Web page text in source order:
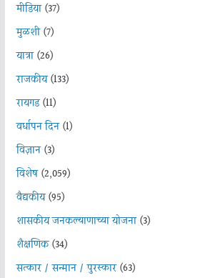
मीडिया(37)
मुळशी(7)
यात्रा(26)
राजकीय(133)
रायगड(11)
वर्धापन दिन(1)
विज्ञान(3)
विशेष(2,059)
वैद्यकीय(95)
शासकीय जनकल्याणाच्या योजना(3)
शैक्षणिक(34)
सत्कार / सन्मान / पुरस्कार(63)